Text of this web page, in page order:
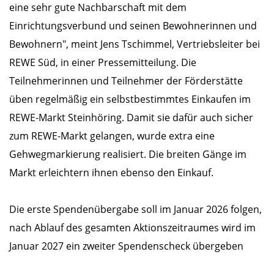
eine sehr gute Nachbarschaft mit dem
Einrichtungsverbund und seinen Bewohnerinnen und
Bewohnern", meint Jens Tschimmel, Vertriebsleiter bei
REWE Süd, in einer Pressemitteilung. Die
Teilnehmerinnen und Teilnehmer der Förderstätte
üben regelmäßig ein selbstbestimmtes Einkaufen im
REWE-Markt Steinhöring. Damit sie dafür auch sicher
zum REWE-Markt gelangen, wurde extra eine
Gehwegmarkierung realisiert. Die breiten Gänge im
Markt erleichtern ihnen ebenso den Einkauf.
Die erste Spendenübergabe soll im Januar 2026 folgen,
nach Ablauf des gesamten Aktionszeitraumes wird im
Januar 2027 ein zweiter Spendenscheck übergeben